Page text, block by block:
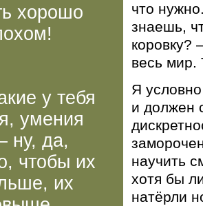
хорошо
у тебя
умения
ну, да,
чтобы их
их
что
знаешь,
весь мир.
Я
и должен
научить
хотя бы
натёрли